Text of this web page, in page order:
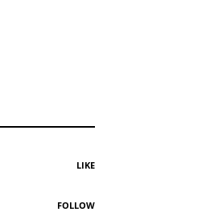
LIKE
FOLLOW